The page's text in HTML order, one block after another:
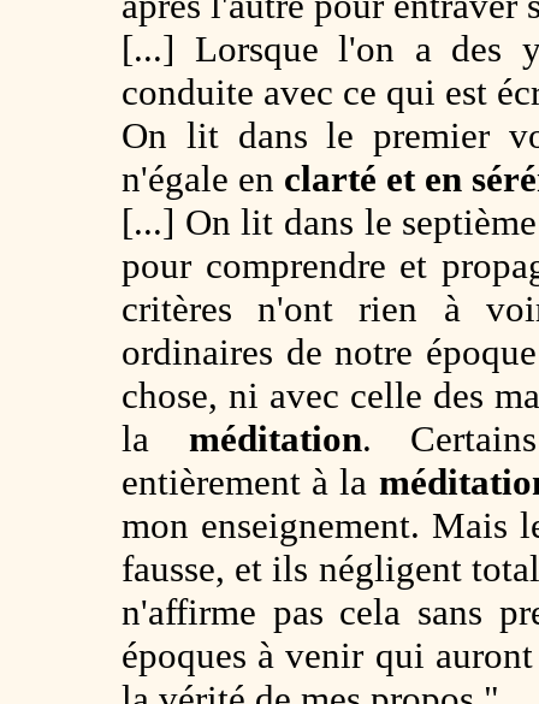
[...] Lorsque l'on a des
conduite avec ce qui est
On lit dans le premier
n'égale en clarté et en
[...] On lit dans le
pour comprendre et
critères n'ont rien à
ordinaires de notre
chose, ni avec celle des
la méditation.
entièrement à la
mon enseignement. Mais
fausse, et ils négligent
n'affirme pas cela sans
époques à venir qui